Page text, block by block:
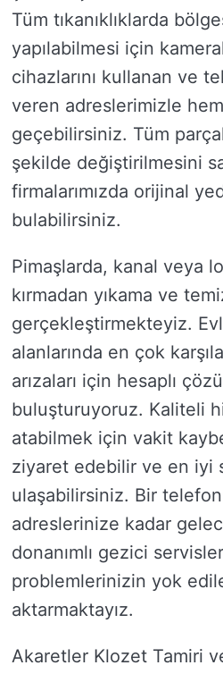
Tüm tıkanıklıklarda
yapılabilmesi için
cihazlarını kullanan ve
veren adreslerimizle
geçebilirsiniz. Tüm
şekilde değiştirilmesini
firmalarımızda orijinal
bulabilirsiniz.
Pimaşlarda, kanal veya
kırmadan yıkama ve
gerçekleştirmekteyiz.
alanlarında en çok
arızaları için hesaplı
buluşturuyoruz. Kaliteli
atabilmek için vakit
ziyaret edebilir ve en iyi
ulaşabilirsiniz. Bir
adreslerinize kadar
donanımlı gezici
problemlerinizin yok
aktarmaktayız.
Akaretler Klozet Tamiri